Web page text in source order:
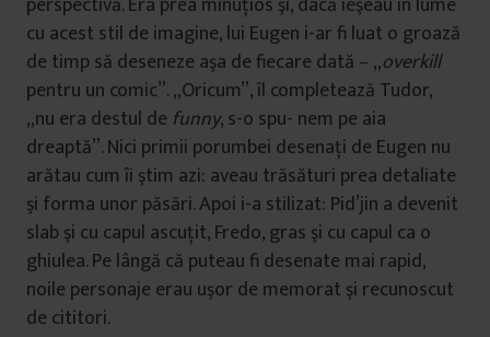
cu acest stil de imagine, lui Eugen i-ar fi luat o groază
de timp să deseneze aşa de fiecare dată – „overkill
pentru un comic”. „Oricum”, îl completează Tudor,
„nu era destul de funny, s-o spu- nem pe aia
dreaptă”. Nici primii porumbei desenaţi de Eugen nu
arătau cum îi ştim azi: aveau trăsături prea detaliate
şi forma unor păsări. Apoi i-a stilizat: Pid’jin a devenit
slab şi cu capul ascuţit, Fredo, gras şi cu capul ca o
ghiulea. Pe lângă că puteau fi desenate mai rapid,
noile personaje erau uşor de memorat şi recunoscut
de cititori.